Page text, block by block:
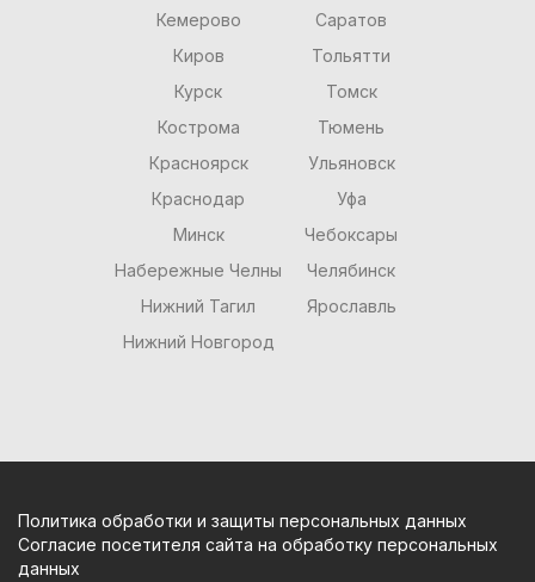
Кемерово
Киров
Курск
Кострома
Красноярск
Краснодар
Минск
Набережные Челны
Нижний Тагил
Нижний Новгород
Саратов
Тольятти
Томск
Тюмень
Ульяновск
Уфа
Чебоксары
Челябинск
Ярославль
Политика обработки и защиты персональных данных
Согласие посетителя сайта на обработку персональных
данных